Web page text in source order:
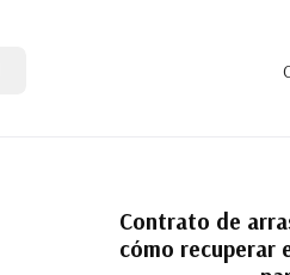
Contrato de
cómo recuperar